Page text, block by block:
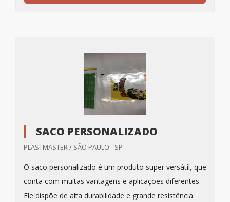
SACO PERSONALIZADO
PLASTMASTER / SÃO PAULO - SP
O saco personalizado é um produto super versátil, que
conta com muitas vantagens e aplicações diferentes.
Ele dispõe de alta durabilidade e grande resistência.